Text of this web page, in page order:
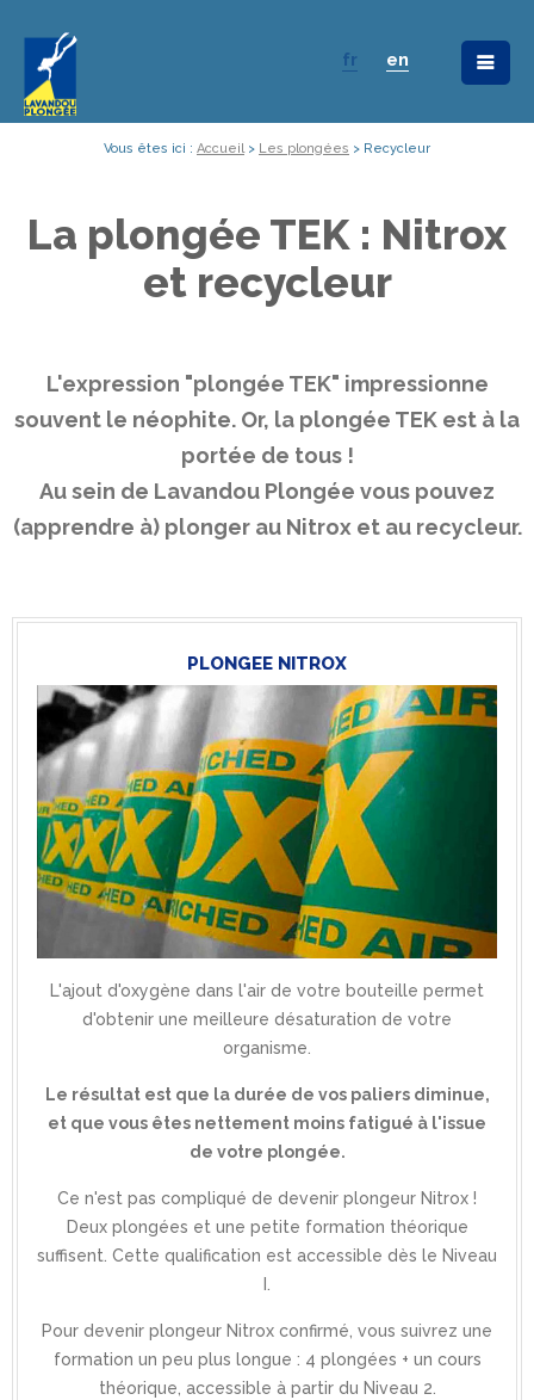
fr en
Vous êtes ici : Accueil> Les plongées > Recycleur
La plongée TEK : Nitrox
et recycleur
L'expression "plongée TEK" impressionne
souvent le néophite. Or, la plongée TEK est à la
portée de tous !
Au sein de Lavandou Plongée vous pouvez
(apprendre à) plonger au Nitrox et au recycleur.
PLONGEE NITROX
L'ajout d'oxygène dans l'air de votre bouteille permet
d'obtenir une meilleure désaturation de votre
organisme.
Le résultat est que la durée de vos paliers diminue,
et que vous êtes nettement moins fatigué à l'issue
de votre plongée.
Ce n'est pas compliqué de devenir plongeur Nitrox !
Deux plongées et une petite formation théorique
suffisent. Cette qualification est accessible dès le Niveau
I.
Pour devenir plongeur Nitrox confirmé, vous suivrez une
formation un peu plus longue : 4 plongées + un cours
théorique, accessible à partir du Niveau 2.